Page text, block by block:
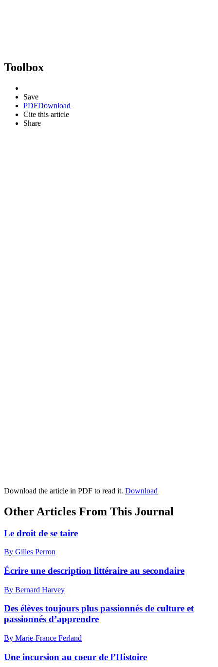
Toolbox
Save
PDFDownload
Cite this article
Share
Download the article in PDF to read it. Download
Other Articles From This Journal
Le droit de se taire
By Gilles Perron
Écrire une description littéraire au secondaire
By Bernard Harvey
Des élèves toujours plus passionnés de culture et
passionnés d’apprendre
By Marie-France Ferland
Une incursion au coeur de l’Histoire